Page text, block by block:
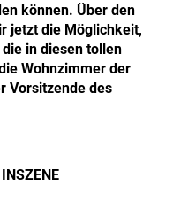
können. Über den
jetzt die Möglichkeit,
in diesen tollen
Wohnzimmer der
Vorsitzende des